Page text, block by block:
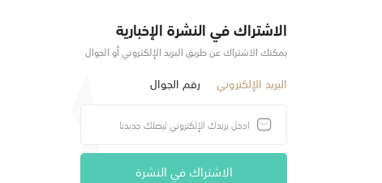
الاشتراك في النشرة الإخبارية
يمكنك الاشتراك عن طريق البريد الإلكتروني أو الجوال
البريد الإلكتروني رقم الجوال
الاشتراك في النشرة